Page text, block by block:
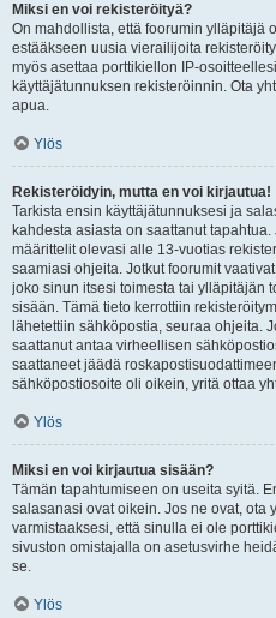
Miksi en voi rekisteröityä?
On mahdollista, että foorumin ylläpitäjä
estääkseen uusia vierailijoita
myös asettaa porttikiellon IP-
käyttäjätunnuksen rekisteröinnin. Ota
apua.
Ylös
Rekisteröidyin, mutta en voi kirjautua!
Tarkista ensin käyttäjätunnuksesi ja
kahdesta asiasta on saattanut
määrittelit olevasi alle 13-vuotias
saamiasi ohjeita. Jotkut foorumit
joko sinun itsesi toimesta tai ylläpitäjän
sisään. Tämä tieto kerrottiin
lähetettiin sähköpostia, seuraa ohjeita.
saattanut antaa virheellisen
saattaneet jäädä
sähköpostiosoite oli oikein, yritä ottaa
Ylös
Miksi en voi kirjautua sisään?
Tämän tapahtumiseen on useita syitä.
salasanasi ovat oikein. Jos ne ovat, ota
varmistaaksesi, että sinulla ei ole
sivuston omistajalla on asetusvirhe
se.
Ylös